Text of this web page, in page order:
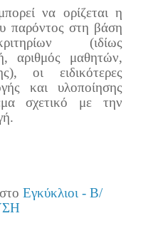
να ορίζεται η
παρόντος στη βάση
(ιδίως
αριθμός μαθητών,
οι ειδικότερες
και υλοποίησης
σχετικό με την
Εγκύκλιοι - Β/